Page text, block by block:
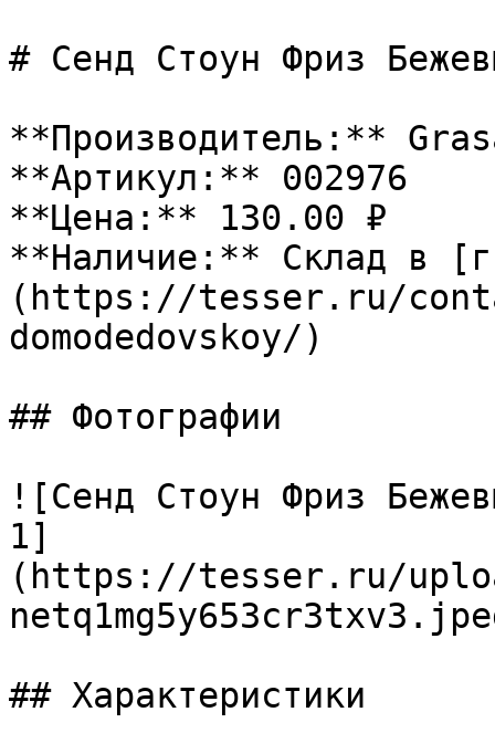
# Сенд Стоун Фриз
**Производитель:**
**Артикул:** 002976
**Цена:** 130.00 ₽
**Наличие:** Склад в
(https://tesser.ru/
domodedovskoy/)
## Фотографии
![Сенд Стоун Фриз
1]
(https://tesser.ru/
## Характеристики